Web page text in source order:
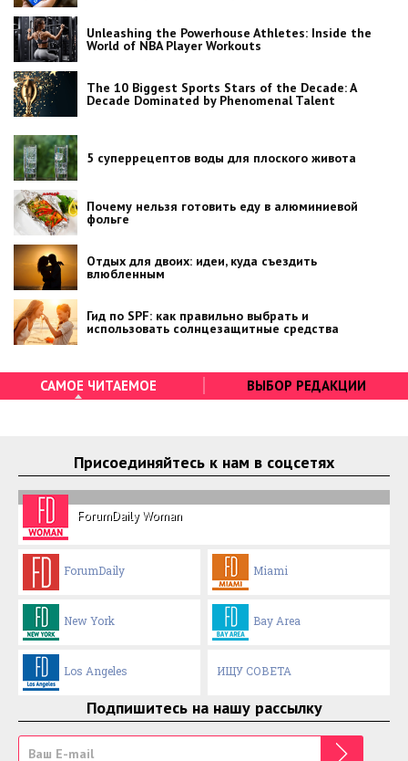
Unleashing the Powerhouse Athletes: Inside the
World of NBA Player Workouts
The 10 Biggest Sports Stars of the Decade: A
Decade Dominated by Phenomenal Talent
5 суперрецептов воды для плоского живота
Почему нельзя готовить еду в алюминиевой
фольге
Отдых для двоих: идеи, куда съездить
влюбленным
Гид по SPF: как правильно выбрать и
использовать солнцезащитные средства
САМОЕ ЧИТАЕМОЕ ВЫБОР РЕДАКЦИИ
Присоединяйтесь к нам в соцсетях
ForumDaily Woman
ForumDaily Miami
New York Bay Area
Los Angeles ИЩУ СОВЕТА
Подпишитесь на нашу рассылку